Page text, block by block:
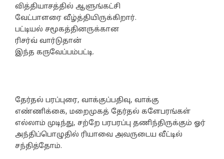
வித்தியாசத்தில் ஆளுங்கட்சி
வேட்பாளரை வீழ்த்தியிருக்கிறார்.
பட்டியல் சமூகத்தினருக்கான
ரிசர்வ் வார்டுதான்
இந்த கருவேப்பம்பட்டி.
தேர்தல் பரப்புரை, வாக்குப்பதிவு, வாக்கு
எண்ணிக்கை, மறைமுகத் தேர்தல் களேபரங்கள்
எல்லாம் முடிந்து, சற்றே பரபரப்பு தணிந்திருக்கும் ஓர்
அந்திப்பொழுதில் ரியாவை அவருடைய வீட்டில்
சந்தித்தோம்.